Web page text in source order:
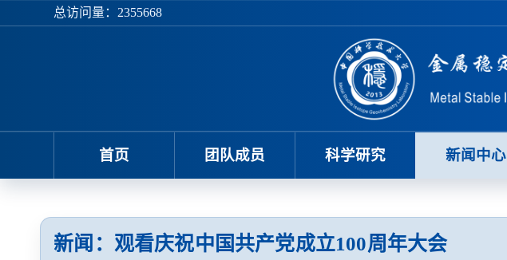
总访问量： 2355668
首页 团队成员 科学研究 新闻中心
新闻：观看庆祝中国共产党成立100周年大会